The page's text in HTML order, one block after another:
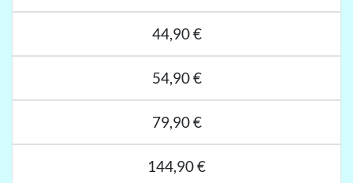
44,90 €
54,90 €
79,90 €
144,90 €